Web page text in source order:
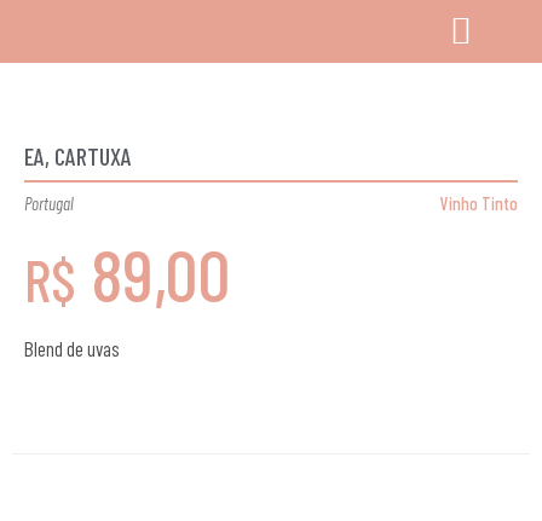
EA, CARTUXA
Portugal Vinho Tinto
R$ 89,00
Blend de uvas